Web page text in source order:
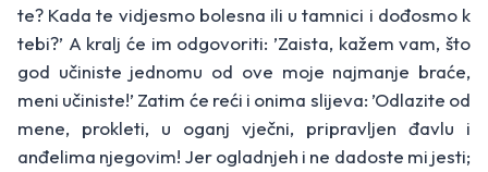
te? Kada te vidjesmo bolesna ili u tamnici i dođosmo k
tebi?’ A kralj će im odgovoriti: ’Zaista, kažem vam, što
god učiniste jednomu od ove moje najmanje braće,
meni učiniste!’ Zatim će reći i onima slijeva: ’Odlazite od
mene, prokleti, u oganj vječni, pripravljen đavlu i
anđelima njegovim! Jer ogladnjeh i ne dadoste mi jesti;